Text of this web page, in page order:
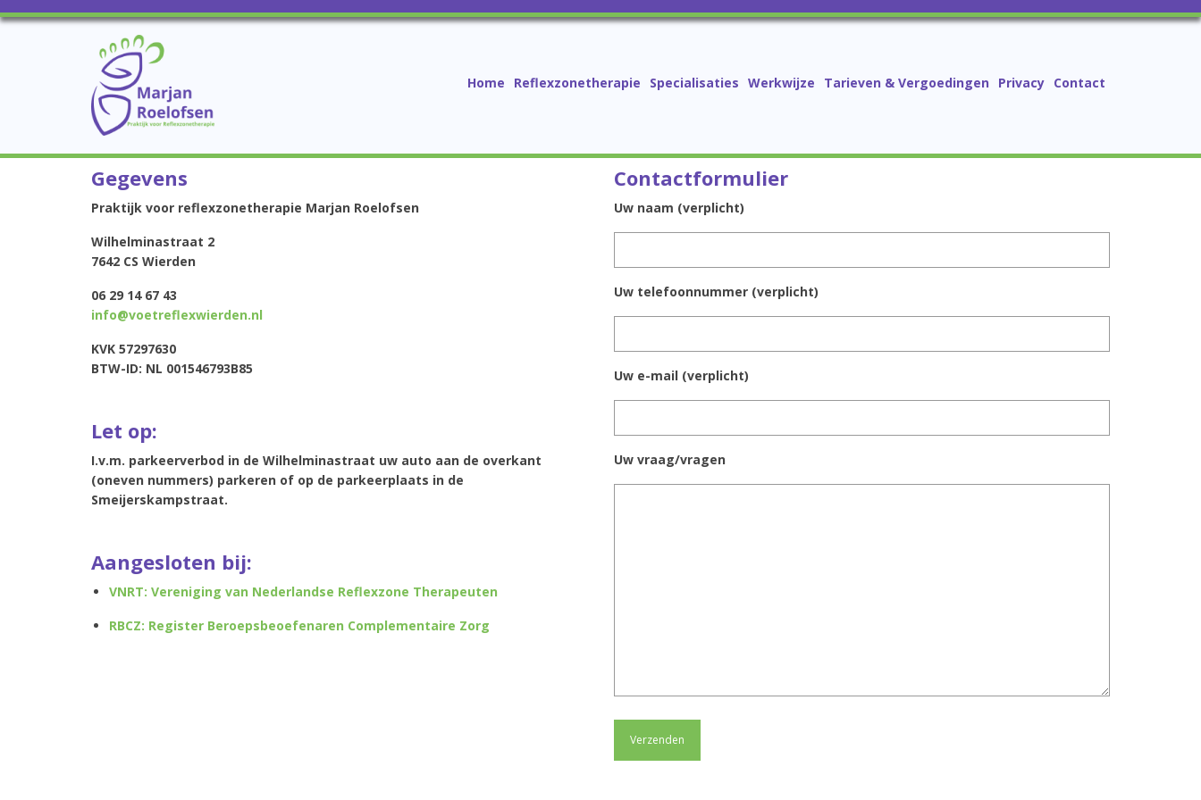
Home Reflexzonetherapie Specialisaties Werkwijze Tarieven & Vergoedingen Privacy Contact
Gegevens
Praktijk voor reflexzonetherapie Marjan Roelofsen
Wilhelminastraat 2
7642 CS Wierden
06 29 14 67 43
info@voetreflexwierden.nl
KVK 57297630
BTW-ID: NL 001546793B85
Let op:
I.v.m. parkeerverbod in de Wilhelminastraat uw auto aan de overkant
(oneven nummers) parkeren of op de parkeerplaats in de
Smeijerskampstraat.
Aangesloten bij:
VNRT: Vereniging van Nederlandse Reflexzone Therapeuten
RBCZ: Register Beroepsbeoefenaren Complementaire Zorg
Contactformulier
Uw naam (verplicht)
Uw telefoonnummer (verplicht)
Uw e-mail (verplicht)
Uw vraag/vragen